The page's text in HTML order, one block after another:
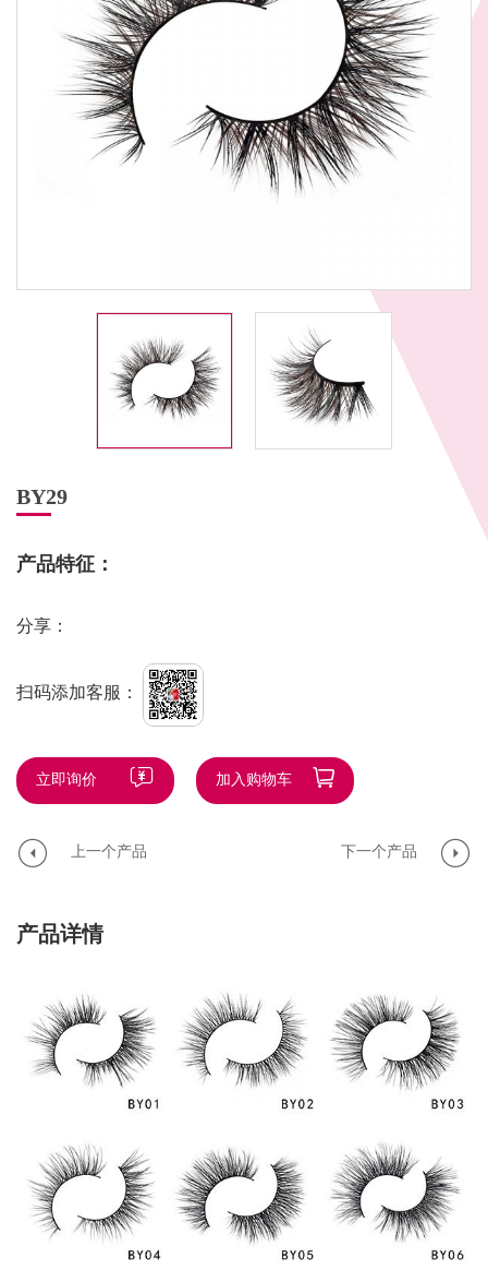
BY29
产品特征：
分享：
扫码添加客服：
立即询价 加入购物车
上一个产品 下一个产品
产品详情